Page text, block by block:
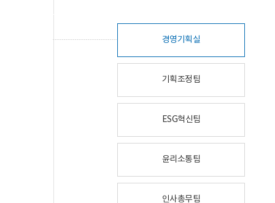
경영기획실
기획조정팀
ESG혁신팀
윤리소통팀
인사총무팀